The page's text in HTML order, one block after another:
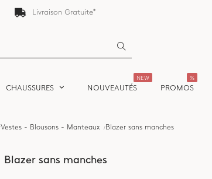
Livraison Gratuite*
CHAUSSURES NOUVEAUTÉS
NEW
PROMOS
%
Vestes - Blousons - Manteaux Blazer sans manches
Blazer sans manches